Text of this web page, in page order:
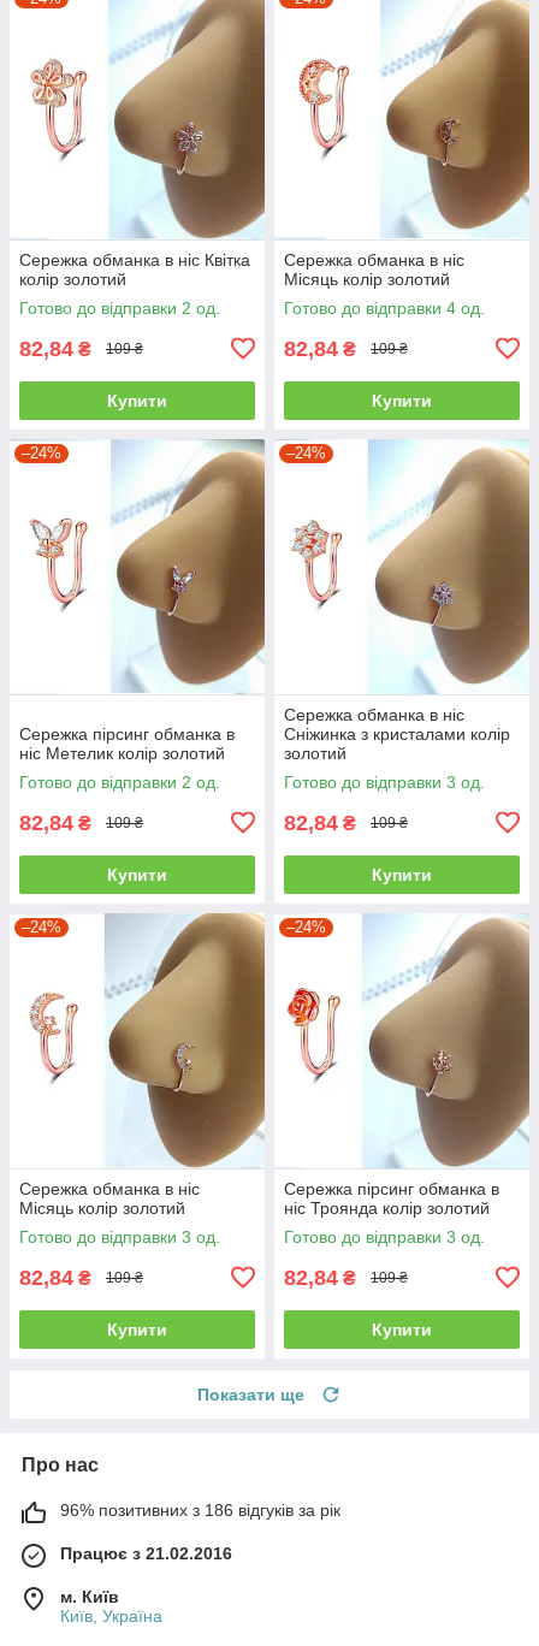
Сережка обманка в ніс Квітка
колір золотий
Готово до відправки 2 од.
82,84 ₴ 109 ₴
Купити
Сережка обманка в ніс
Місяць колір золотий
Готово до відправки 4 од.
82,84 ₴ 109 ₴
Купити
–24%
Сережка пірсинг обманка в
ніс Метелик колір золотий
Готово до відправки 2 од.
82,84 ₴ 109 ₴
Купити
–24%
Сережка обманка в ніс
Сніжинка з кристалами колір
золотий
Готово до відправки 3 од.
82,84 ₴ 109 ₴
Купити
–24%
Сережка обманка в ніс
Місяць колір золотий
Готово до відправки 3 од.
82,84 ₴ 109 ₴
Купити
–24%
Сережка пірсинг обманка в
ніс Троянда колір золотий
Готово до відправки 3 од.
82,84 ₴ 109 ₴
Купити
Показати ще
Про нас
96% позитивних з 186 відгуків за рік
Працює з 21.02.2016
м. Київ
Київ, Україна